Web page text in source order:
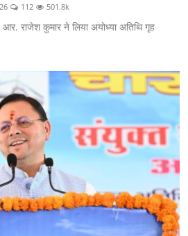
112 501.8k
राजेश कुमार ने लिया अयोध्या अतिथि गृह